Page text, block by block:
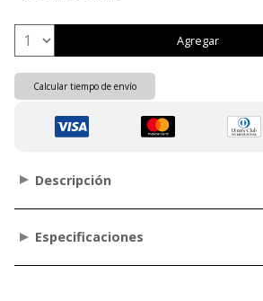
Agregar
Calcular tiempo de envío
Descripción
Especificaciones